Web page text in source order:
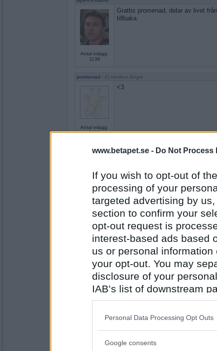
www.betapet.se - Do Not Process
If you wish to opt-out of
processing of your
targeted advertising by
section to confirm your
opt-out request is
interest-based ads based
us or personal
your opt-out. You may
disclosure of your
IAB’s list of downstream
also be disclosed by us
Downstream Participants
Please note that this
Personal Data Processing Opt Outs
Google consents
Antal inlägg:
1136
Grattis promenad, delar av livet
tillbaka.
promenad - Ej medlem längre
Antal inlägg:
3995
<3
_nelliee- Ej medlem längre
Antal inlägg: 896
Antal inlägg:
1428
Gläder mig åt lite rooiboste och att
sin mamma.
LadySol- Ej medlem längre
Antal inlägg:
Åt att Tess är så gullig och åt att